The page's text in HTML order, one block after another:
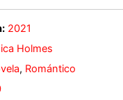
2021
Holmes
, Romántico